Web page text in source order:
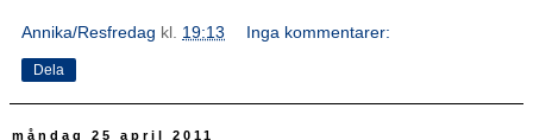
Annika/Resfredag kl. 19:13 Inga kommentarer:
Dela
måndag 25 april 2011